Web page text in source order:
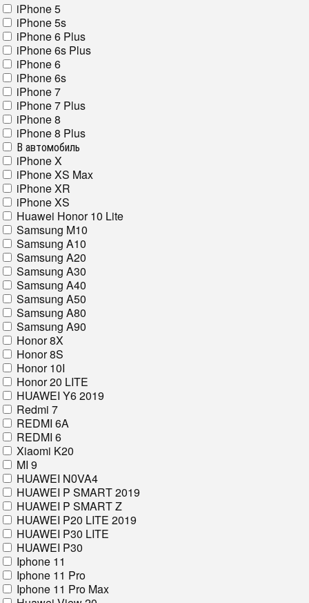
iPhone 5
iPhone 5s
iPhone 6 Plus
iPhone 6s Plus
iPhone 6
iPhone 6s
iPhone 7
iPhone 7 Plus
iPhone 8
iPhone 8 Plus
В автомобиль
iPhone X
iPhone XS Max
iPhone XR
iPhone XS
Huawei Honor 10 Lite
Samsung M10
Samsung A10
Samsung A20
Samsung A30
Samsung A40
Samsung A50
Samsung A80
Samsung A90
Honor 8X
Honor 8S
Honor 10I
Honor 20 LITE
HUAWEI Y6 2019
Redmi 7
REDMI 6A
REDMI 6
Xiaomi K20
MI 9
HUAWEI NОVA4
HUAWEI P SMART 2019
HUAWEI P SMART Z
HUAWEI P20 LITE 2019
HUAWEI P30 LITE
HUAWEI P30
Iphone 11
Iphone 11 Pro
Iphone 11 Pro Max